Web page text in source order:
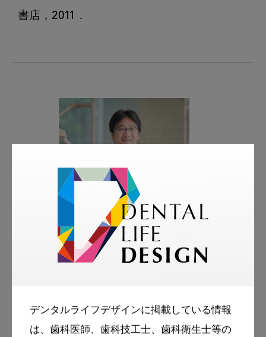
デンタルライフデザインに掲載している情報
は、歯科医師、歯科技工士、歯科衛生士等の
神奈川歯科大学歯学部病理
組織形態学講座環境病理学分野教授